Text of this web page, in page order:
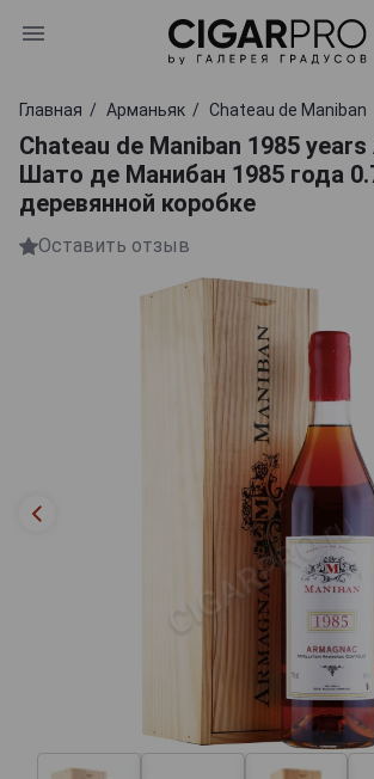
Главная Арманьяк Chateau de Maniban
Chateau de Maniban 1985
Шато де Манибан 1985 года
деревянной коробке
Оставить отзыв